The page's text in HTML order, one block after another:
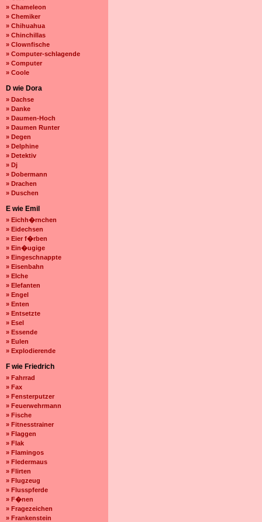
» Chameleon
» Chemiker
» Chihuahua
» Chinchillas
» Clownfische
» Computer-schlagende
» Computer
» Coole
D wie Dora
» Dachse
» Danke
» Daumen-Hoch
» Daumen Runter
» Degen
» Delphine
» Detektiv
» Dj
» Dobermann
» Drachen
» Duschen
E wie Emil
» Eichh�rnchen
» Eidechsen
» Eier f�rben
» Ein�ugige
» Eingeschnappte
» Eisenbahn
» Elche
» Elefanten
» Engel
» Enten
» Entsetzte
» Esel
» Essende
» Eulen
» Explodierende
F wie Friedrich
» Fahrrad
» Fax
» Fensterputzer
» Feuerwehrmann
» Fische
» Fitnesstrainer
» Flaggen
» Flak
» Flamingos
» Fledermaus
» Flirten
» Flugzeug
» Flusspferde
» F�nen
» Fragezeichen
» Frankenstein